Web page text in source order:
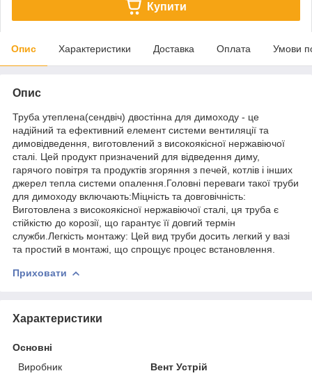
Купити
Опис Характеристики Доставка Оплата Умови
Опис
Труба утеплена(сендвіч) двостінна для димоходу - це
надійний та ефективний елемент системи вентиляції та
димовідведення, виготовлений з високоякісної нержавіючої
сталі. Цей продукт призначений для відведення диму,
гарячого повітря та продуктів згоряння з печей, котлів і інших
джерел тепла системи опалення.Головні переваги такої труби
для димоходу включають:Міцність та довговічність:
Виготовлена з високоякісної нержавіючої сталі, ця труба є
стійкістю до корозії, що гарантує її довгий термін
служби.Легкість монтажу: Цей вид труби досить легкий у вазі
та простий в монтажі, що спрощує процес встановлення.
Приховати
Характеристики
Основні
Виробник
Вент Устрій